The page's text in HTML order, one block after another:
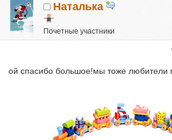
Наталька
Почетные участники
ой спасибо большое!мы тоже любители